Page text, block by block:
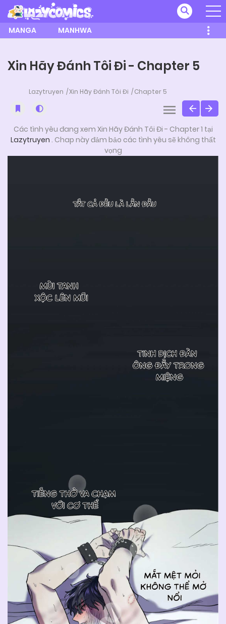
MANGA MANHWA
Xin Hãy Đánh Tôi Đi - Chapter 5
Lazytruyen Xin Hãy Đánh Tôi Đi Chapter 5
Các tình yêu đang xem Xin Hãy Đánh Tôi Đi - Chapter 1 tại
Lazytruyen . Chap này đảm bảo các tình yêu sẽ không thất
vọng